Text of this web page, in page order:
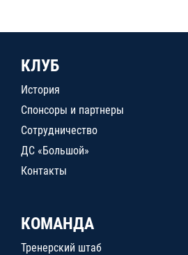
КЛУБ
История
Спонсоры и партнеры
Сотрудничество
ДС «Большой»
Контакты
КОМАНДА
Тренерский штаб